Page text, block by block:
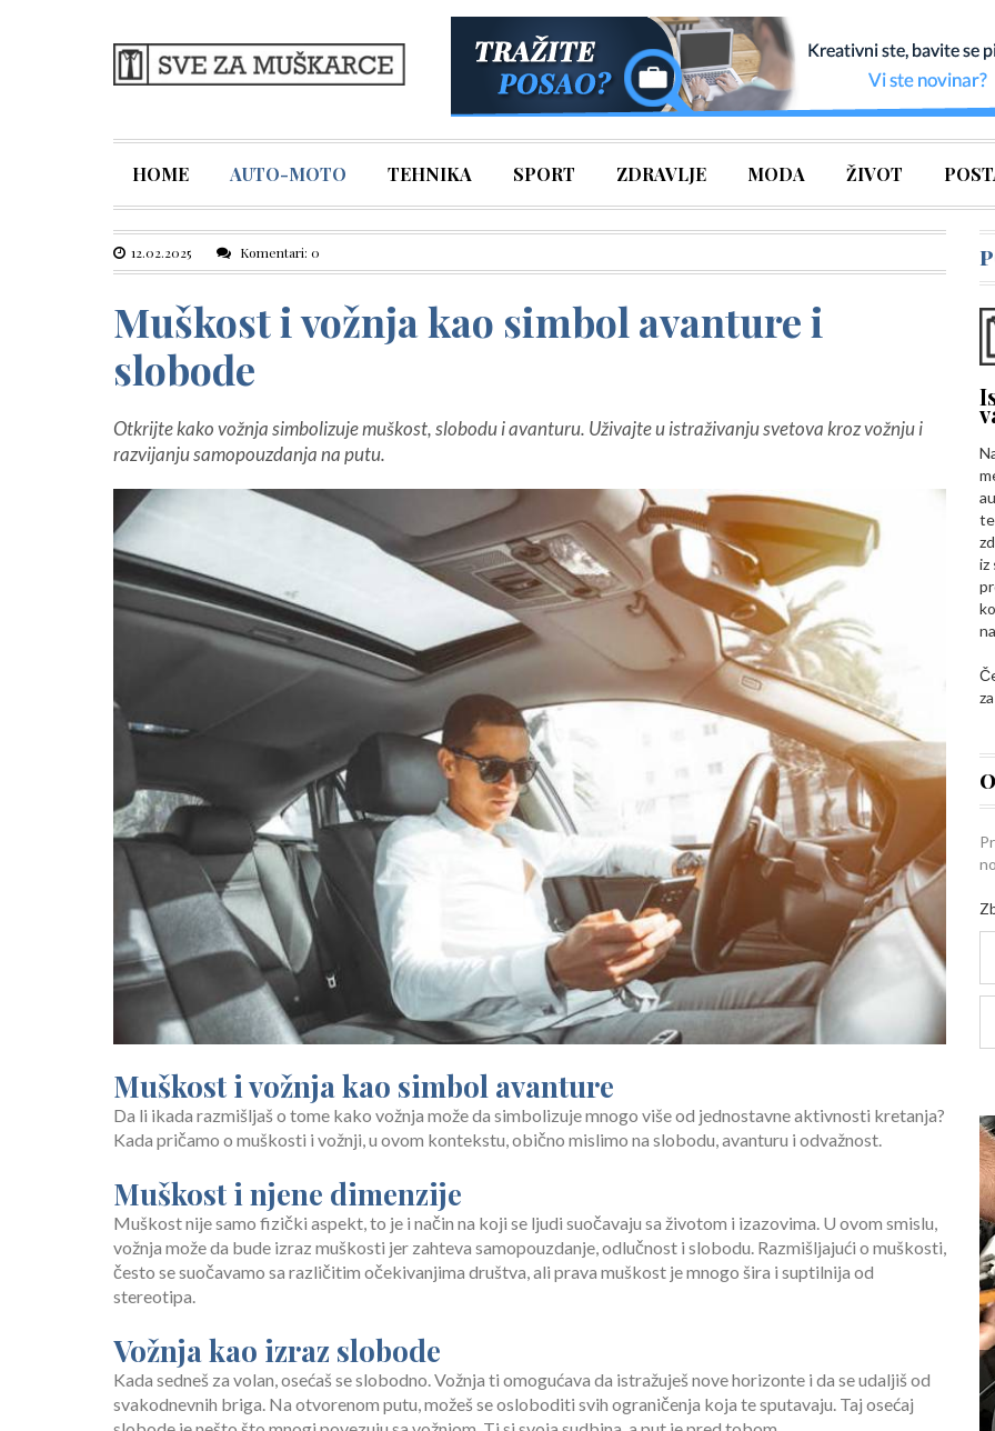
HOME AUTO-MOTO TEHNIKA SPORT ZDRAVLJE MODA ŽIVOT
12.02.2025 Komentari: 0
Muškost i vožnja kao simbol avanture i
slobode
Otkrijte kako vožnja simbolizuje muškost, slobodu i avanturu. Uživajte u istraživanju svetova kroz vožnju i
razvijanju samopouzdanja na putu.
Muškost i vožnja kao simbol avanture
Da li ikada razmišljaš o tome kako vožnja može da simbolizuje mnogo više od jednostavne aktivnosti kretanja?
Kada pričamo o muškosti i vožnji, u ovom kontekstu, obično mislimo na slobodu, avanturu i odvažnost.
Muškost i njene dimenzije
Muškost nije samo fizički aspekt, to je i način na koji se ljudi suočavaju sa životom i izazovima. U ovom smislu,
vožnja može da bude izraz muškosti jer zahteva samopouzdanje, odlučnost i slobodu. Razmišljajući o muškosti,
često se suočavamo sa različitim očekivanjima društva, ali prava muškost je mnogo šira i suptilnija od
stereotipa.
Vožnja kao izraz slobode
Kada sedneš za volan, osećaš se slobodno. Vožnja ti omogućava da istražuješ nove horizonte i da se udaljiš od
svakodnevnih briga. Na otvorenom putu, možeš se osloboditi svih ograničenja koja te sputavaju. Taj osećaj
iz